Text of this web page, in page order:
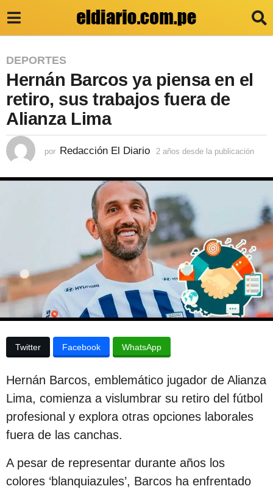
2
a
ñ
o
d
p
u
b
l
i
a
c
i
ó
n
2
DEPORTES
Hernán Barcos ya piensa en el
retiro, sus trabajos fuera de
Alianza Lima
por Redacción El Diario 2 años desde la publicación
s
d
l
a
p
u
b
i
ó
n
Twitter Facebook WhatsApp
Hernán Barcos, emblemático jugador de Alianza
Lima, comienza a vislumbrar su retiro del fútbol
profesional y explora otras opciones laborales
fuera de las canchas.
A pesar de representar durante años los
colores ‘blanquiazules’, Barcos ha enfrentado